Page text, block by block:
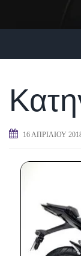
16 ΑΠΡΙΛΊΟΥ